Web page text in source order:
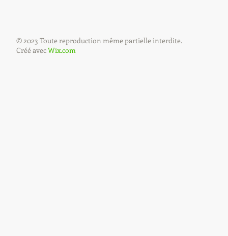
© 2023 Toute reproduction même partielle interdite.
Créé avecWix.com